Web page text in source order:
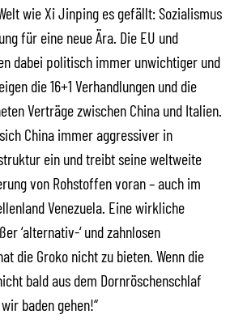
wie Xi Jinping es gefällt: Sozialismus
für eine neue Ära. Die EU und
dabei politisch immer unwichtiger und
die 16+1 Verhandlungen und die
Verträge zwischen China und Italien.
China immer aggressiver in
ein und treibt seine weltweite
von Rohstoffen voran – auch im
Venezuela. Eine wirkliche
‘alternativ-‘ und zahnlosen
die Groko nicht zu bieten. Wenn die
bald aus dem Dornröschenschlaf
baden gehen!“